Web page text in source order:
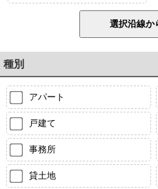
種別
アパート
戸建て
事務所
貸土地